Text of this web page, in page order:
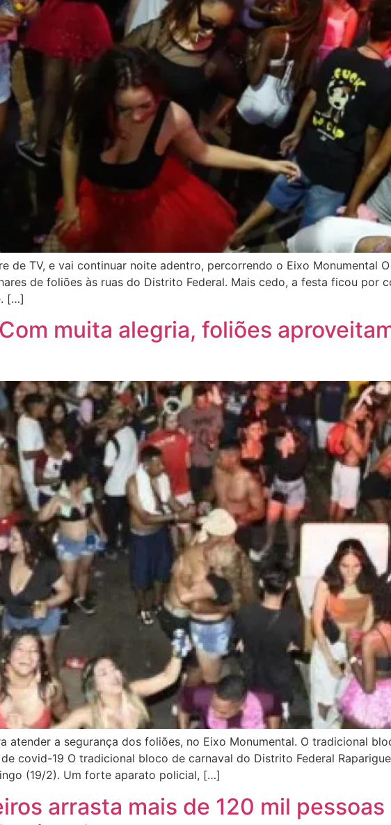
de TV, e vai continuar noite adentro, percorrendo o Eixo Monumental
de foliões às ruas do Distrito Federal. Mais cedo, a festa ficou por
[…]
muita alegria, foliões
a segurança dos foliões, no Eixo Monumental. O tradicional
covid-19 O tradicional bloco de carnaval do Distrito Federal
(19/2). Um forte aparato policial, […]
arrasta mais de 120 mil pessoas